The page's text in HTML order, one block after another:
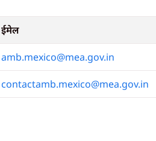
ईमेल
amb.mexico@mea.gov.in
contactamb.mexico@mea.gov.in